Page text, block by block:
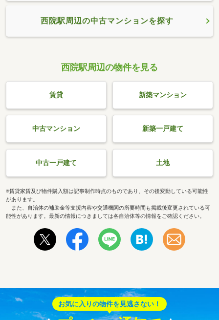
西院駅周辺の中古マンションを探す
西院駅周辺の物件を見る
賃貸 新築マンション
中古マンション 新築一戸建て
中古一戸建て 土地
※賃貸家賃及び物件購入額は記事制作時点のものであり、その後変動している可能性
があります。
また、自治体の補助金等支援内容や交通機関の所要時間も掲載後変更されている可
能性があります。最新の情報につきましては各自治体等の情報をご確認ください。
お気に入りの物件を見逃さない！